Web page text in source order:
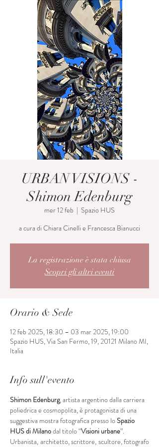
URBAN VISIONS -
Shimon Edenburg
mer 12 feb
  |
Spazio HUS
a cura di Chiara Cinelli e Francesca Bianucci
La registrazione è stata chiusa
Scopri gli altri eventi
Orario & Sede
12 feb 2025, 18:30 – 03 mar 2025, 19:00
Spazio HUS, Via San Fermo, 19, 20121 Milano MI,
Italia
Info sull'evento
Shimon Edenburg, artista argentino dalla carriera
poliedrica e cosmopolita, è protagonista di una
suggestiva mostra fotografica presso lo Spazio
HUS di Milano dal titolo “Visioni urbane”.
Urbanista, architetto, scrittore, scultore, fotografo